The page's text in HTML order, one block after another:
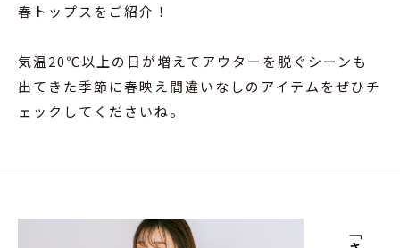
春トップスをご紹介！
気温20℃以上の日が増えてアウターを脱ぐシーンも
出てきた季節に春映え間違いなしのアイテムをぜひチ
ェックしてくださいね。